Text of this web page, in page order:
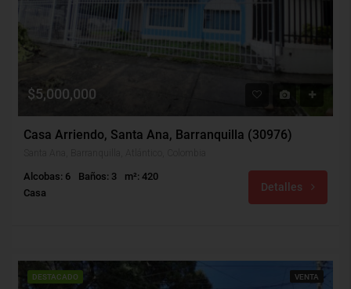
$5,000,000
Casa Arriendo, Santa Ana, Barranquilla (30976)
Alcobas: 6 Baños: 3
m²: 420
Casa
Detalles
DESTACADO VENTA